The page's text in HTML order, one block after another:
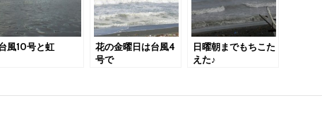
風10号と虹
花の金曜日は台風4
号で
日曜朝までもちこた
えた♪